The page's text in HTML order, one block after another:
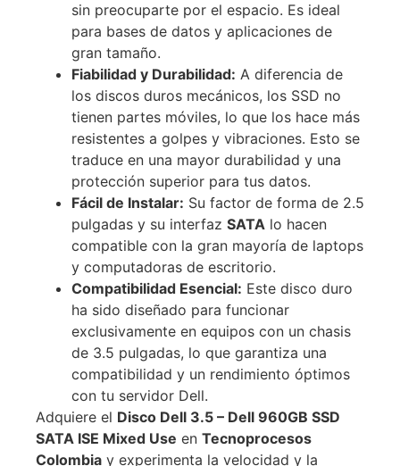
sin preocuparte por el espacio. Es ideal
para bases de datos y aplicaciones de
gran tamaño.
Fiabilidad y Durabilidad: A diferencia de
los discos duros mecánicos, los SSD no
tienen partes móviles, lo que los hace más
resistentes a golpes y vibraciones. Esto se
traduce en una mayor durabilidad y una
protección superior para tus datos.
Fácil de Instalar: Su factor de forma de 2.5
pulgadas y su interfaz SATA lo hacen
compatible con la gran mayoría de laptops
y computadoras de escritorio.
Compatibilidad Esencial: Este disco duro
ha sido diseñado para funcionar
exclusivamente en equipos con un chasis
de 3.5 pulgadas, lo que garantiza una
compatibilidad y un rendimiento óptimos
con tu servidor Dell.
Adquiere el Disco Dell 3.5 – Dell 960GB SSD
SATA ISE Mixed Use en Tecnoprocesos
Colombia y experimenta la velocidad y la